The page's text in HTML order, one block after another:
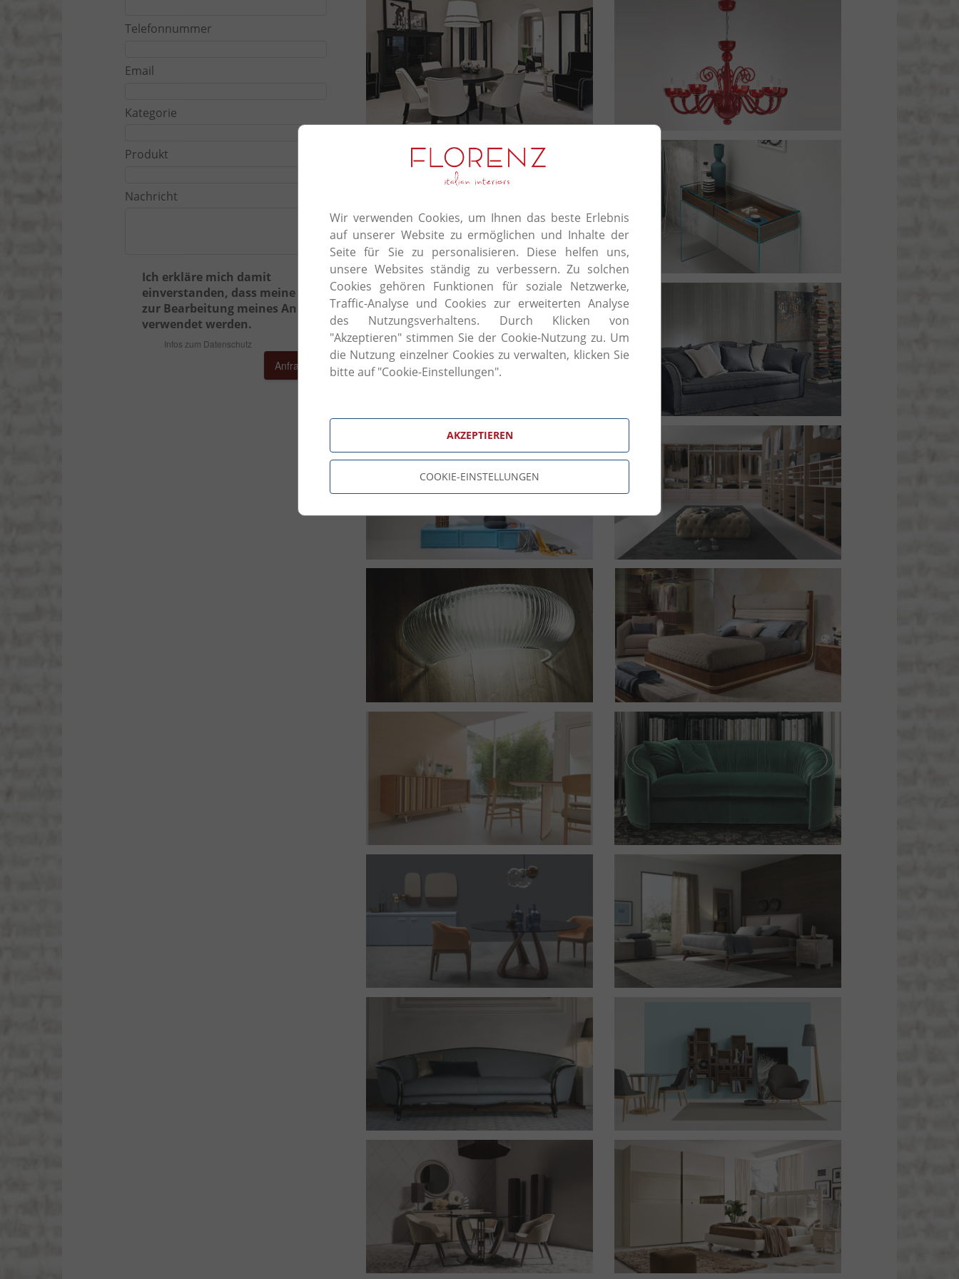
Telefonnummer
Email
Kategorie
Produkt
Nachricht
Ich erkläre mich damit
einverstanden, dass meine Daten
zur Bearbeitung meines Anliegens
verwendet werden.
Infos zum Datenschutz
Anfragen
Wir verwenden Cookies, um Ihnen das beste Erlebnis
auf unserer Website zu ermöglichen und Inhalte der
Seite für Sie zu personalisieren. Diese helfen uns,
unsere Websites ständig zu verbessern. Zu solchen
Cookies gehören Funktionen für soziale Netzwerke,
Traffic-Analyse und Cookies zur erweiterten Analyse
des Nutzungsverhaltens. Durch Klicken von
"Akzeptieren" stimmen Sie der Cookie-Nutzung zu. Um
die Nutzung einzelner Cookies zu verwalten, klicken Sie
bitte auf "Cookie-Einstellungen".
AKZEPTIEREN
COOKIE-EINSTELLUNGEN